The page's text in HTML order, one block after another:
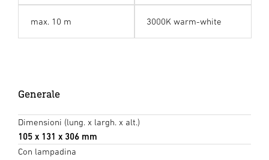
max. 10 m 3000K warm-white
Generale
Dimensioni (lung. x largh. x alt.)
105 x 131 x 306 mm
Con lampadina